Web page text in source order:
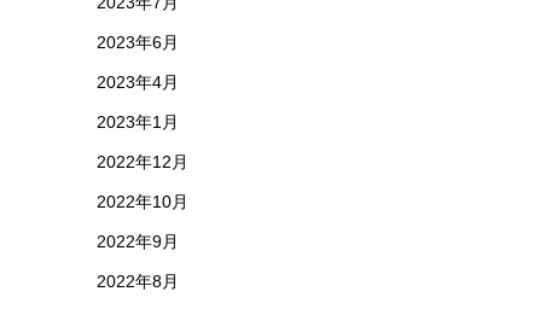
2023年6月
2023年4月
2023年1月
2022年12月
2022年10月
2022年9月
2022年8月